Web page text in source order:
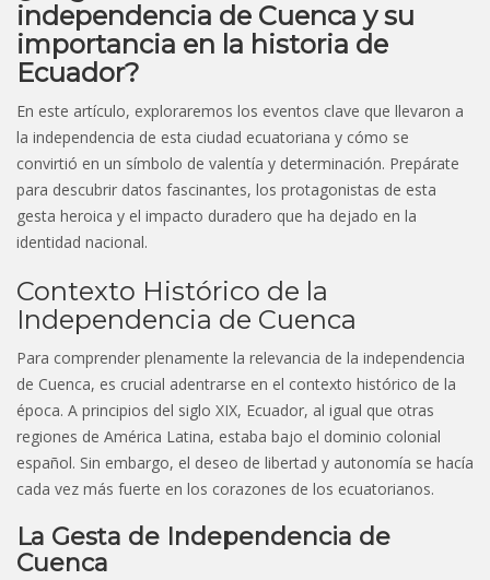
independencia de Cuenca y su
importancia en la historia de
Ecuador?
En este artículo, exploraremos los eventos clave que llevaron a
la independencia de esta ciudad ecuatoriana y cómo se
convirtió en un símbolo de valentía y determinación. Prepárate
para descubrir datos fascinantes, los protagonistas de esta
gesta heroica y el impacto duradero que ha dejado en la
identidad nacional.
Contexto Histórico de la
Independencia de Cuenca
Para comprender plenamente la relevancia de la independencia
de Cuenca, es crucial adentrarse en el contexto histórico de la
época. A principios del siglo XIX, Ecuador, al igual que otras
regiones de América Latina, estaba bajo el dominio colonial
español. Sin embargo, el deseo de libertad y autonomía se hacía
cada vez más fuerte en los corazones de los ecuatorianos.
La Gesta de Independencia de
Cuenca